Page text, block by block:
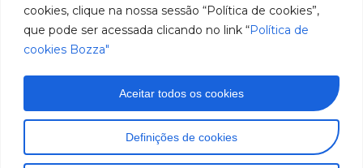
cookies, clique na nossa sessão “Política de cookies”,
que pode ser acessada clicando no link “Política de
cookies Bozza"
Definições de cookies
Aceitar todos os cookies
da
América
do Campo –
SP
Imagens meramente ilustrativas. Informações sujeitas a
alterações sem aviso prévio. Todos os direitos são